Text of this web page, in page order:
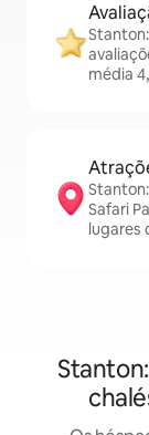
média
Safari
lugares